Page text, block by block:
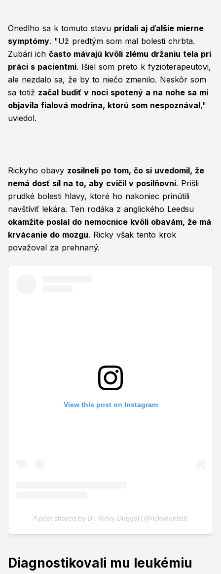
Onedlho sa k tomuto stavu pridali aj ďalšie mierne
symptómy. "Už predtým som mal bolesti chrbta.
Zubári ich často mávajú kvôli zlému držaniu tela pri
práci s pacientmi. Išiel som preto k fyzioterapeutovi,
ale nezdalo sa, že by to niečo zmenilo. Neskôr som
sa totiž začal budiť v noci spotený a na nohe sa mi
objavila fialová modrina, ktorú som nespoznával,"
uviedol.
Rickyho obavy zosilneli po tom, čo si uvedomil, že
nemá dosť síl na to, aby cvičil v posilňovni. Prišli
prudké bolesti hlavy, ktoré ho nakoniec prinútili
navštíviť lekára. Ten rodáka z anglického Leedsu
okamžite poslal do nemocnice kvôli obavám, že má
krvácanie do mozgu. Ricky však tento krok
považoval za prehnaný.
Diagnostikovali mu leukémiu